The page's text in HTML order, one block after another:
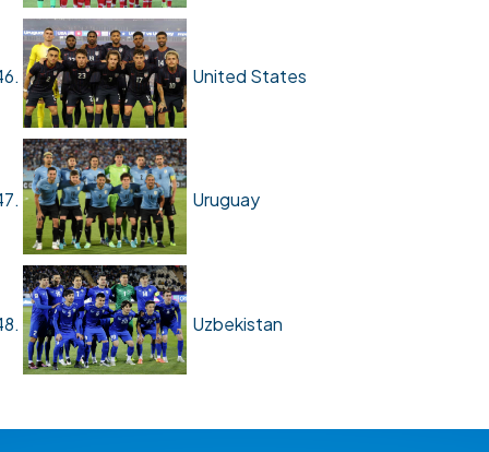
United States
Uruguay
Uzbekistan